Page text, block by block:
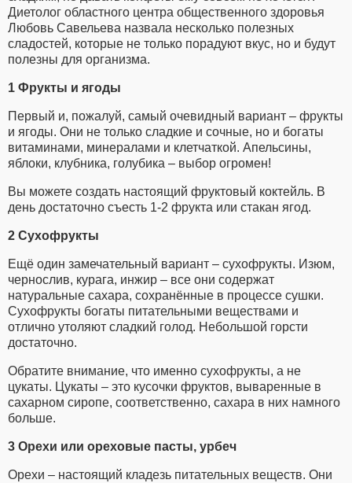
Диетолог областного центра общественного здоровья
Любовь Савельева назвала несколько полезных
сладостей, которые не только порадуют вкус, но и будут
полезны для организма.
1 Фрукты и ягоды
Первый и, пожалуй, самый очевидный вариант – фрукты
и ягоды. Они не только сладкие и сочные, но и богаты
витаминами, минералами и клетчаткой. Апельсины,
яблоки, клубника, голубика – выбор огромен!
Вы можете создать настоящий фруктовый коктейль. В
день достаточно съесть 1-2 фрукта или стакан ягод.
2 Сухофрукты
Ещё один замечательный вариант – сухофрукты. Изюм,
чернослив, курага, инжир – все они содержат
натуральные сахара, сохранённые в процессе сушки.
Сухофрукты богаты питательными веществами и
отлично утоляют сладкий голод. Небольшой горсти
достаточно.
Обратите внимание, что именно сухофрукты, а не
цукаты. Цукаты – это кусочки фруктов, вываренные в
сахарном сиропе, соответственно, сахара в них намного
больше.
3 Орехи или ореховые пасты, урбеч
Орехи – настоящий кладезь питательных веществ. Они